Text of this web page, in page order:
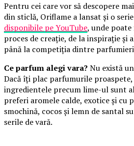
Pentru cei care vor să descopere
din sticlă, Oriflame a lansat și o serie
disponibile pe YouTube, unde
proces de creație, de la inspirație și
până la competiția dintre
Ce parfum alegi vara? Nu există
Dacă îți plac parfumurile
ingredientele precum lime-ul sunt
preferi aromele calde, exotice și cu
smochină, cocos și lemn de santal
serile de vară.